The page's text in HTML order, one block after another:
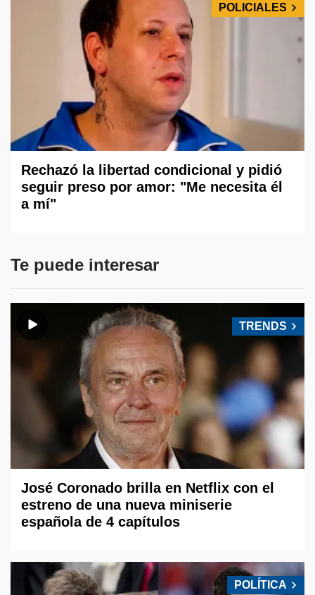
POLICIALES
Rechazó la libertad condicional y pidió
seguir preso por amor: "Me necesita él
a mí"
Te puede interesar
TRENDS
José Coronado brilla en Netflix con el
estreno de una nueva miniserie
española de 4 capítulos
POLÍTICA